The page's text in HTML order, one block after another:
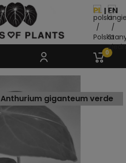
Anthurium giganteum verde